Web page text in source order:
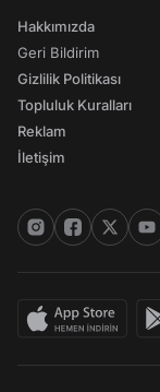
Hakkımızda
Geri Bildirim
Gizlilik Politikası
Topluluk Kuralları
Reklam
İletişim